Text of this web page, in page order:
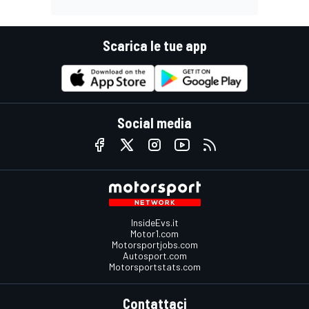
Scarica le tue app
Social media
InsideEvs.it
Motor1.com
Motorsportjobs.com
Autosport.com
Motorsportstats.com
Contattaci